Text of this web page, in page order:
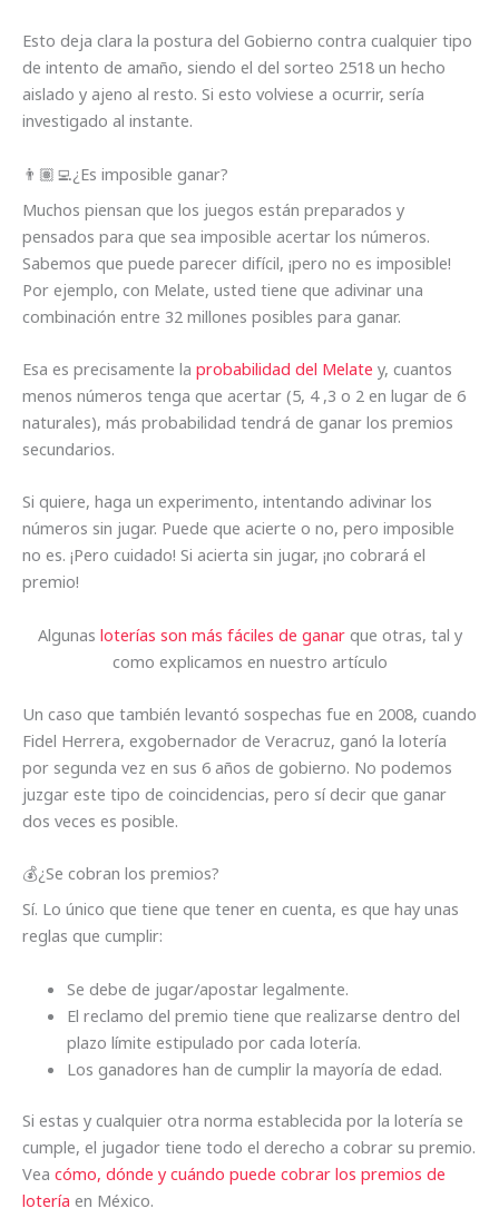
Esto deja clara la postura del Gobierno contra cualquier tipo
de intento de amaño, siendo el del sorteo 2518 un hecho
aislado y ajeno al resto. Si esto volviese a ocurrir, sería
investigado al instante.
👨🏽‍💻¿Es imposible ganar?
Muchos piensan que los juegos están preparados y
pensados para que sea imposible acertar los números.
Sabemos que puede parecer difícil, ¡pero no es imposible!
Por ejemplo, con Melate, usted tiene que adivinar una
combinación entre 32 millones posibles para ganar.
Esa es precisamente la probabilidad del Melate y, cuantos
menos números tenga que acertar (5, 4 ,3 o 2 en lugar de 6
naturales), más probabilidad tendrá de ganar los premios
secundarios.
Si quiere, haga un experimento, intentando adivinar los
números sin jugar. Puede que acierte o no, pero imposible
no es. ¡Pero cuidado! Si acierta sin jugar, ¡no cobrará el
premio!
Algunas loterías son más fáciles de ganarque otras, tal y
como explicamos en nuestro artículo
Un caso que también levantó sospechas fue en 2008, cuando
Fidel Herrera, exgobernador de Veracruz, ganó la lotería
por segunda vez en sus 6 años de gobierno. No podemos
juzgar este tipo de coincidencias, pero sí decir que ganar
dos veces es posible.
💰¿Se cobran los premios?
Sí. Lo único que tiene que tener en cuenta, es que hay unas
reglas que cumplir:
Se debe de jugar/apostar legalmente.
El reclamo del premio tiene que realizarse dentro del
plazo límite estipulado por cada lotería.
Los ganadores han de cumplir la mayoría de edad.
Si estas y cualquier otra norma establecida por la lotería se
cumple, el jugador tiene todo el derecho a cobrar su premio.
Vea cómo, dónde y cuándo puede cobrar los premios de
lotería en México.